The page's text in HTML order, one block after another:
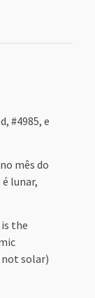
#4985, e
mês do
lunar,
the
not solar)